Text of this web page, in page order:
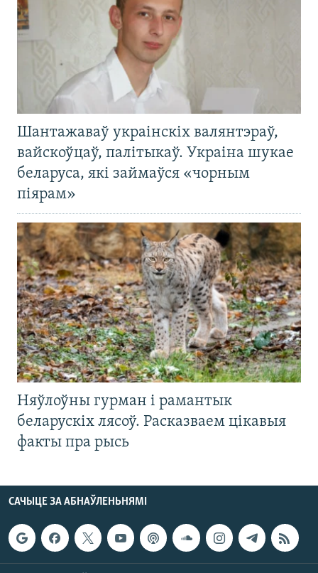
Шантажаваў украінскіх валянтэраў,
вайскоўцаў, палітыкаў. Украіна шукае
беларуса, які займаўся «чорным
піярам»
Няўлоўны гурман і рамантык
беларускіх лясоў. Расказваем цікавыя
факты пра рысь
САЧЫЦЕ ЗА АБНАЎЛЕНЬНЯМІ